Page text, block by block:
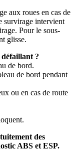
aux roues en cas de
survirage intervient
Pour le sous-
glisse.
défaillant ?
de bord.
de bord pendant
ou en cas de route
des
ABS et ESP.